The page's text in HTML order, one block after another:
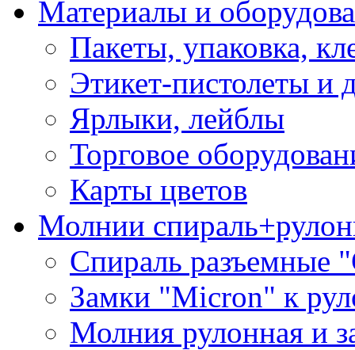
Материалы и
Пакеты, упаковка,
Этикет-пистолеты и
Ярлыки, лейблы
Торговое
Карты цветов
Молнии
Спираль разъемные
Замки "Micron" к
Молния рулонная и